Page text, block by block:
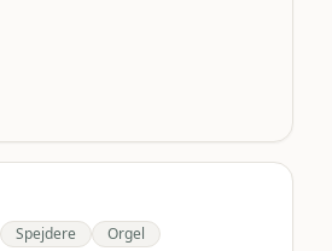
Spejdere Orgel